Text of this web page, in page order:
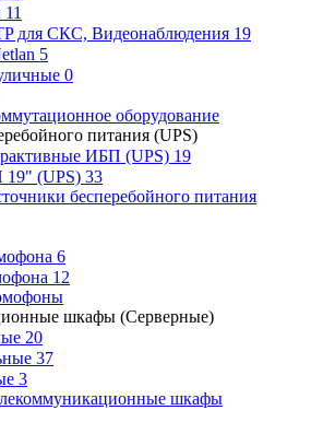
11
для СКС, Видеонаблюдения 19
5
0
оборудование
питания (UPS)
ИБП (UPS) 19
(UPS) 33
бесперебойного питания
6
12
шкафы (Серверные)
20
37
3
шкафы